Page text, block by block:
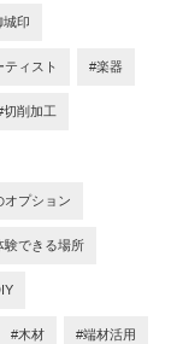
印
ティスト #楽器
切削加工
オプション
験できる場所
#木材 #端材活用